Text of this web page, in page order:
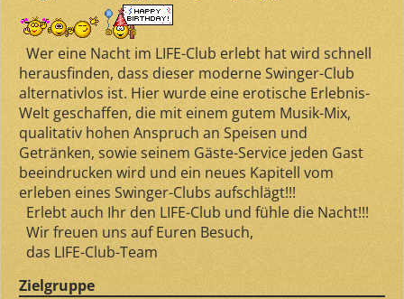
Wer eine Nacht im LIFE-Club erlebt hat wird schnell
herausfinden, dass dieser moderne Swinger-Club
alternativlos ist. Hier wurde eine erotische Erlebnis-
Welt geschaffen, die mit einem gutem Musik-Mix,
qualitativ hohen Anspruch an Speisen und
Getränken, sowie seinem Gäste-Service jeden Gast
beeindrucken wird und ein neues Kapitell vom
erleben eines Swinger-Clubs aufschlägt!!!
Erlebt auch Ihr den LIFE-Club und fühle die Nacht!!!
Wir freuen uns auf Euren Besuch,
das LIFE-Club-Team
Zielgruppe